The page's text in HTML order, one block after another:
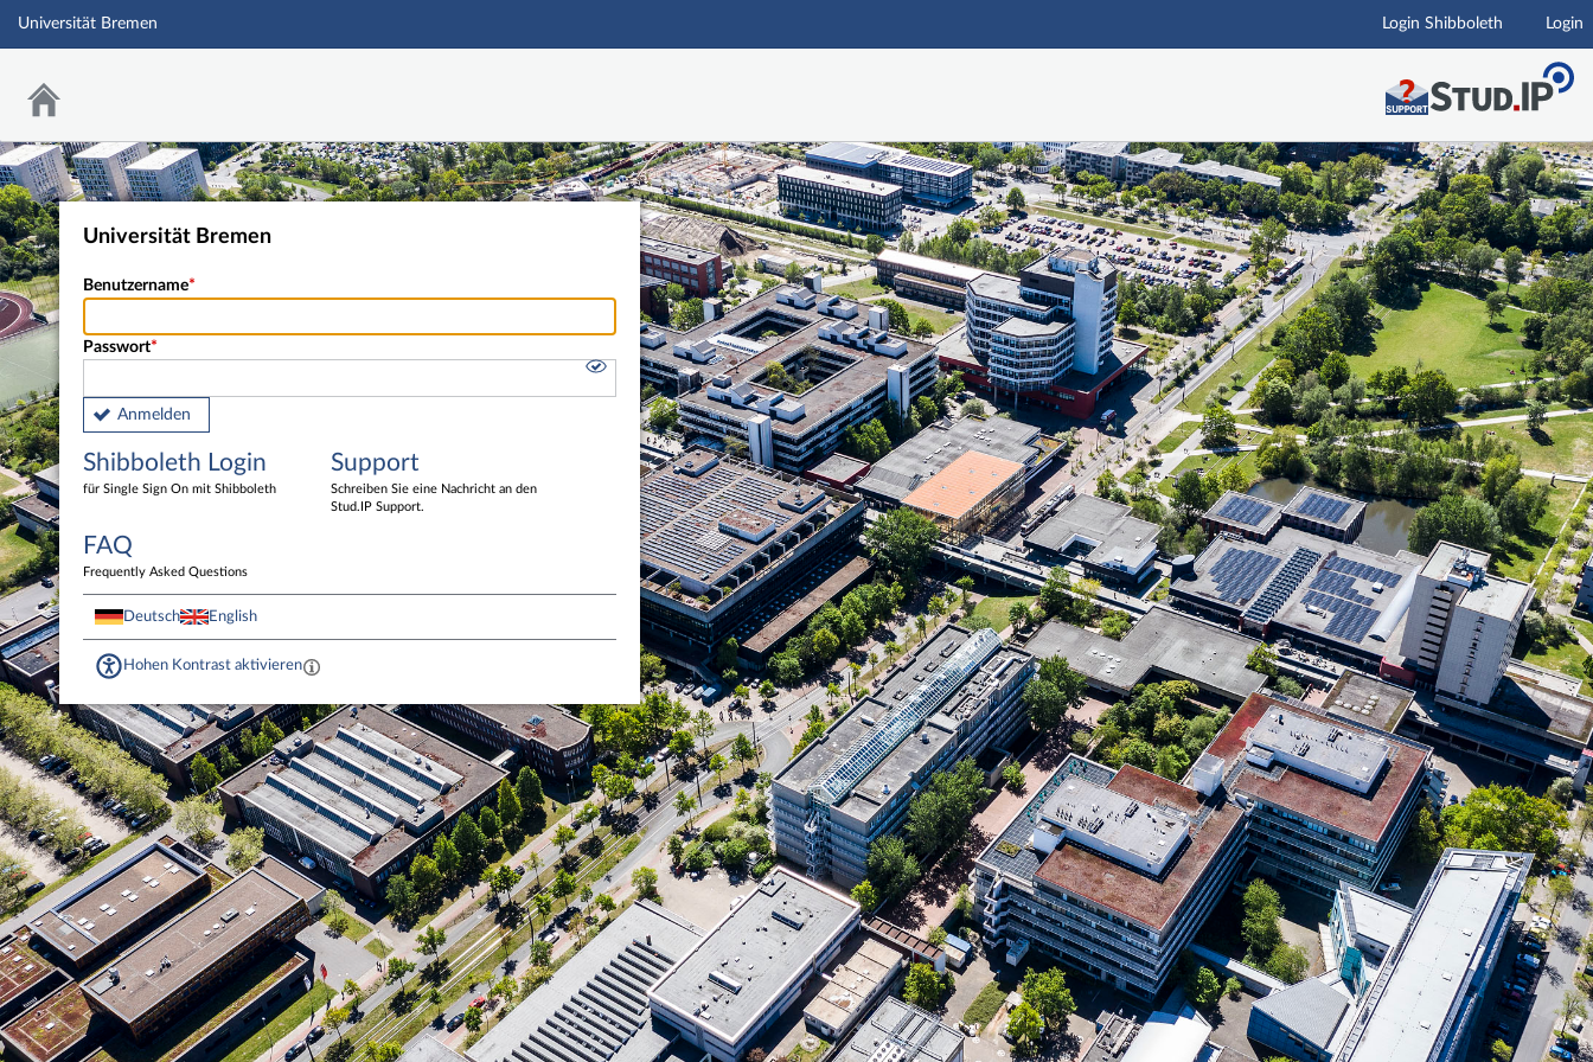
Hauptnavigation
Universität Bremen Login Shibboleth Login
Universität Bremen
Benutzername
Passwort
Anmelden
Shibboleth Login
für Single Sign On mit Shibboleth
Support
Schreiben Sie eine Nachricht an den
Stud.IP Support.
FAQ
Frequently Asked Questions
Deutsch English
Hohen Kontrast aktivieren